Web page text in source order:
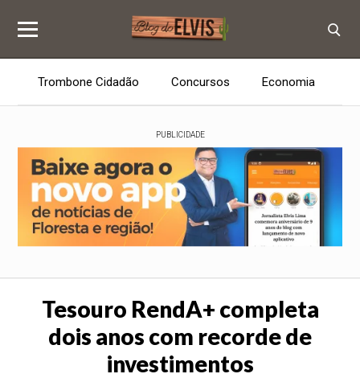
Trombone Cidadão Concursos Economia
PUBLICIDADE
Tesouro RendA+ completa
dois anos com recorde de
investimentos